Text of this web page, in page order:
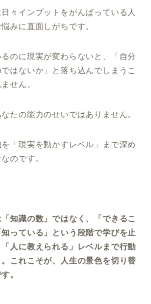
々インプットをがんばっている人
みに直面しがちです。
のに現実が変わらないと、「自分
はないか」と落ち込んでしまうこ
せん。
たの能力のせいではありません。
「現実を動かすレベル」まで深め
のです。
知識の数」ではなく、「できるこ
っている」という段階で学びを止
人に教えられる」レベルまで行動
これこそが、人生の景色を切り替
。